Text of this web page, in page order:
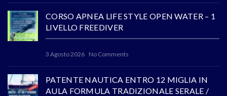
CORSO APNEA LIFE STYLE OPEN WATER – 1
LIVELLO FREEDIVER
3 Agosto 2026 No Comments
PATENTE NAUTICA ENTRO 12 MIGLIA IN
AULA FORMULA TRADIZIONALE SERALE /